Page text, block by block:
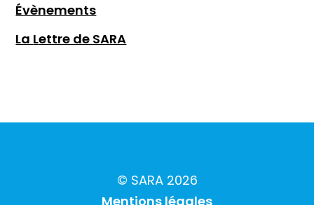
Évènements
La Lettre de SARA
© SARA 2026
Mentions légales